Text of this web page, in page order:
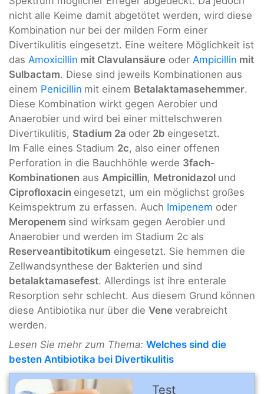
nicht alle Keime damit abgetötet werden, wird diese
Kombination nur bei der milden Form einer
Divertikulitis eingesetzt. Eine weitere Möglichkeit ist
das Amoxicillin mit Clavulansäure oder Ampicillin mit
Sulbactam. Diese sind jeweils Kombinationen aus
einem Penicillin mit einem Betalaktamasehemmer.
Diese Kombination wirkt gegen Aerobier und
Anaerobier und wird bei einer mittelschweren
Divertikulitis, Stadium 2a oder 2b eingesetzt.
Im Falle eines Stadium 2c, also einer offenen
Perforation in die Bauchhöhle werde 3fach-
Kombinationen aus Ampicillin, Metronidazol und
Ciprofloxacin eingesetzt, um ein möglichst großes
Keimspektrum zu erfassen. Auch Imipenem oder
Meropenem sind wirksam gegen Aerobier und
Anaerobier und werden im Stadium 2c als
Reserveantibitotikum eingesetzt. Sie hemmen die
Zellwandsynthese der Bakterien und sind
betalaktamasefest. Allerdings ist ihre enterale
Resorption sehr schlecht. Aus diesem Grund können
diese Antibiotika nur über die Vene verabreicht
werden.
Lesen Sie mehr zum Thema: Welches sind die
besten Antibiotika bei Divertikulitis
Test